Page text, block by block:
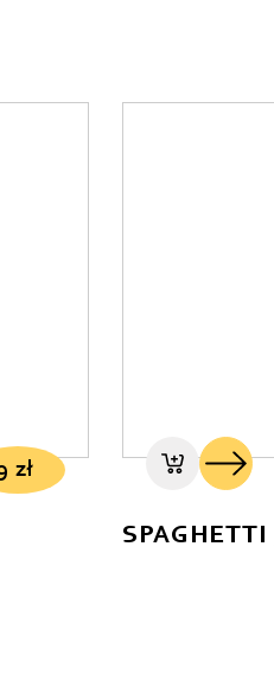
zł
SPAGHETTI